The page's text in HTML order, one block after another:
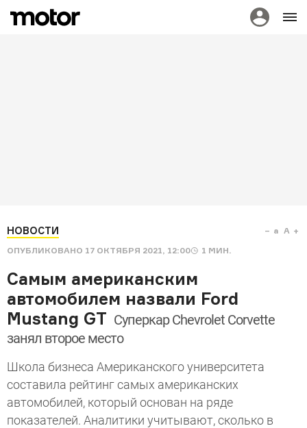
НОВОСТИ
ОПУБЛИКОВАНО 17 ОКТЯБРЯ 2021, 12:00 1 МИН.
a A
Самым американским
автомобилем назвали Ford
Mustang GT Суперкар Chevrolet Corvette
занял второе место
Школа бизнеса Американского университета
составила рейтинг самых американских
автомобилей, который основан на ряде
показателей. Аналитики учитывают, сколько в